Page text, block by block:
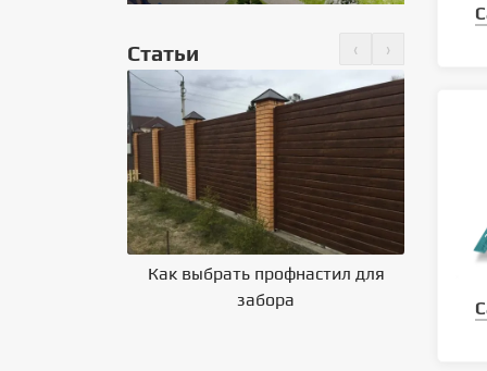
Статьи ‹ ›
Как выбрать профнастил для
забора
на